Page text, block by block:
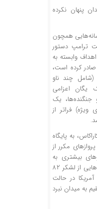
پنهان نکرده
همچون
ترامپ دستور
وابسته به
صادر کرده است،
(شامل چند ناو
اف -۳۵، یک یگان اعزامی
با ۲,۲۰۰ نیرو و جنگنده‌ها، یک
ویژه) فراتر از
از کاراکاس، به پایگاه
مکرر از
بیشتری به
منطقه آورده‌اند. علاوه بر این، واحدهایی از لشکر ۸۲
خاک آمریکا در حالت
به میدان نبرد